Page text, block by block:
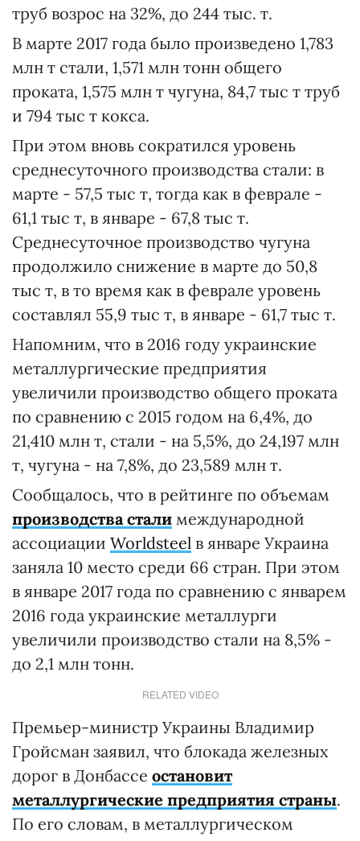
труб возрос на 32%, до 244 тыс. т.
В марте 2017 года было произведено 1,783
млн т стали, 1,571 млн тонн общего
проката, 1,575 млн т чугуна, 84,7 тыс т труб
и 794 тыс т кокса.
При этом вновь сократился уровень
среднесуточного производства стали: в
марте - 57,5 тыс т, тогда как в феврале -
61,1 тыс т, в январе - 67,8 тыс т.
Среднесуточное производство чугуна
продолжило снижение в марте до 50,8
тыс т, в то время как в феврале уровень
составлял 55,9 тыс т, в январе - 61,7 тыс т.
Напомним, что в 2016 году украинские
металлургические предприятия
увеличили производство общего проката
по сравнению с 2015 годом на 6,4%, до
21,410 млн т, стали - на 5,5%, до 24,197 млн
т, чугуна - на 7,8%, до 23,589 млн т.
Сообщалось, что в рейтинге по объемам
производства стали международной
ассоциации Worldsteel в январе Украина
заняла 10 место среди 66 стран. При этом
в январе 2017 года по сравнению с январем
2016 года украинские металлурги
увеличили производство стали на 8,5% -
до 2,1 млн тонн.
RELATED VIDEO
Премьер-министр Украины Владимир
Гройсман заявил, что блокада железных
дорог в Донбассе остановит
металлургические предприятия страны.
По его словам, в металлургическом